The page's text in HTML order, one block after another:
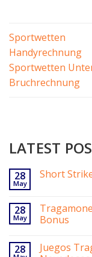
Sportwetten
Handyrechnung
Sportwetten
Bruchrechnung
LATEST
28
May
Short
28
May
Bonus
28
Juegos